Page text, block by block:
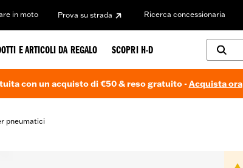
in moto Prova su strada Ricerca concessionaria
E ARTICOLI DA REGALO SCOPRI H-D
con un acquisto di €50 & reso gratuito -Acquista ora
pneumatici